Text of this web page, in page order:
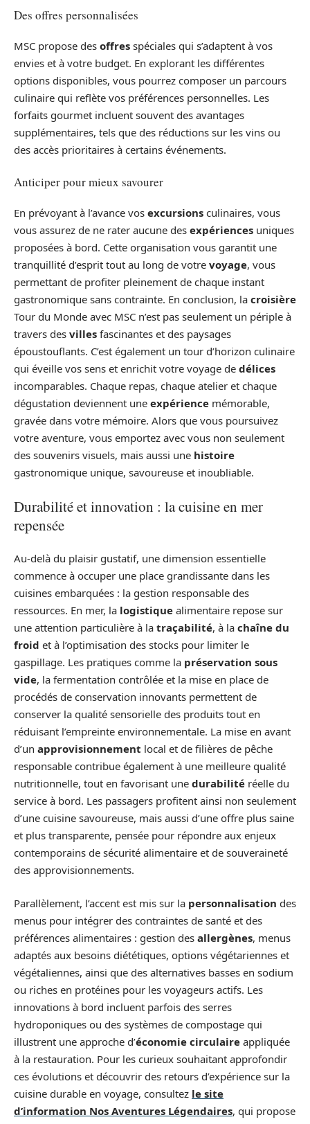
Des offres personnalisées
MSC propose des offres spéciales qui s’adaptent à vos
envies et à votre budget. En explorant les différentes
options disponibles, vous pourrez composer un parcours
culinaire qui reflète vos préférences personnelles. Les
forfaits gourmet incluent souvent des avantages
supplémentaires, tels que des réductions sur les vins ou
des accès prioritaires à certains événements.
Anticiper pour mieux savourer
En prévoyant à l’avance vos excursions culinaires, vous
vous assurez de ne rater aucune des expériences uniques
proposées à bord. Cette organisation vous garantit une
tranquillité d’esprit tout au long de votre voyage, vous
permettant de profiter pleinement de chaque instant
gastronomique sans contrainte. En conclusion, la croisière
Tour du Monde avec MSC n’est pas seulement un périple à
travers des villes fascinantes et des paysages
époustouflants. C’est également un tour d’horizon culinaire
qui éveille vos sens et enrichit votre voyage de délices
incomparables. Chaque repas, chaque atelier et chaque
dégustation deviennent une expérience mémorable,
gravée dans votre mémoire. Alors que vous poursuivez
votre aventure, vous emportez avec vous non seulement
des souvenirs visuels, mais aussi une histoire
gastronomique unique, savoureuse et inoubliable.
Durabilité et innovation : la cuisine en mer
repensée
Au-delà du plaisir gustatif, une dimension essentielle
commence à occuper une place grandissante dans les
cuisines embarquées : la gestion responsable des
ressources. En mer, la logistique alimentaire repose sur
une attention particulière à la traçabilité, à la chaîne du
froid et à l’optimisation des stocks pour limiter le
gaspillage. Les pratiques comme la préservation sous
vide, la fermentation contrôlée et la mise en place de
procédés de conservation innovants permettent de
conserver la qualité sensorielle des produits tout en
réduisant l’empreinte environnementale. La mise en avant
d’un approvisionnement local et de filières de pêche
responsable contribue également à une meilleure qualité
nutritionnelle, tout en favorisant une durabilité réelle du
service à bord. Les passagers profitent ainsi non seulement
d’une cuisine savoureuse, mais aussi d’une offre plus saine
et plus transparente, pensée pour répondre aux enjeux
contemporains de sécurité alimentaire et de souveraineté
des approvisionnements.
Parallèlement, l’accent est mis sur la personnalisation des
menus pour intégrer des contraintes de santé et des
préférences alimentaires : gestion des allergènes, menus
adaptés aux besoins diététiques, options végétariennes et
végétaliennes, ainsi que des alternatives basses en sodium
ou riches en protéines pour les voyageurs actifs. Les
innovations à bord incluent parfois des serres
hydroponiques ou des systèmes de compostage qui
illustrent une approche d’économie circulaire appliquée
à la restauration. Pour les curieux souhaitant approfondir
ces évolutions et découvrir des retours d’expérience sur la
cuisine durable en voyage, consultez le site
d’information Nos Aventures Légendaires, qui propose